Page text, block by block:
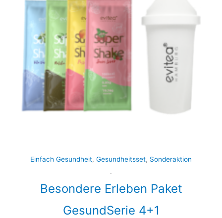
Einfach Gesundheit, Gesundheitsset, Sonderaktion
.
Besondere Erleben Paket
GesundSerie 4+1